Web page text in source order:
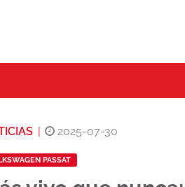
2025-07-30
PASSAT